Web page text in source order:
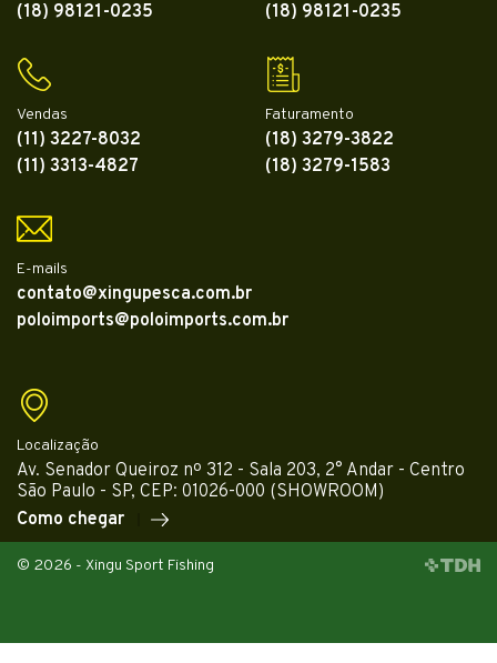
(18) 98121-0235 (18) 98121-0235
Vendas
(11) 3227-8032
(11) 3313-4827
Faturamento
(18) 3279-3822
(18) 3279-1583
E-mails
contato@xingupesca.com.br
poloimports@poloimports.com.br
Localização
Av. Senador Queiroz nº 312 - Sala 203, 2° Andar - Centro
São Paulo - SP, CEP: 01026-000 (SHOWROOM)
Como chegar
© 2026 - Xingu Sport Fishing